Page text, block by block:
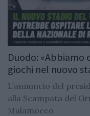
Duodo: «Abbiamo
giochi nel nuovo
L’annuncio del
alla Scampata del
Malamocco